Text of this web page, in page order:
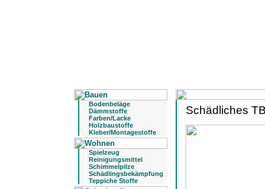
Bodenbeläge
Dämmstoffe
Farben/Lacke
Holzbaustoffe
Kleber/Montagestoffe
Spielzeug
Reinigungsmittel
Schimmelpilze
Schädlingsbekämpfung
Teppiche Stoffe
Schädliches